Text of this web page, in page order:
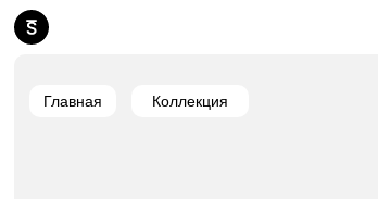
Главная Коллекция